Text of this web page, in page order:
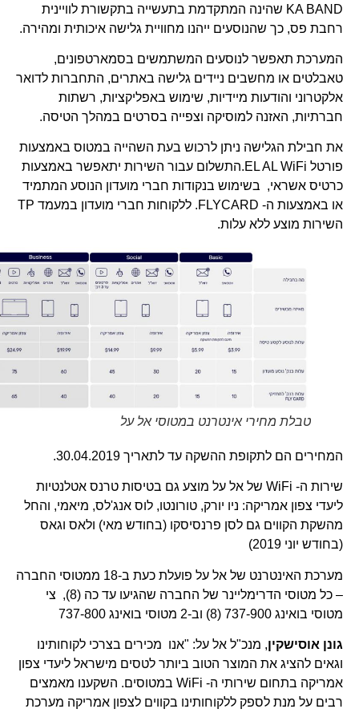
KA BAND שהינה המתקדמת בתעשייה בתקשורת לוויינית
רחבת פס, כך שהנוסעים ייהנו מחוויית גלישה איכותית ומהירה.
המערכת תאפשר לנוסעים המשתמשים בסמארטפונים,
טאבלטים או מחשבים ניידים גלישה באתרים, התחברות לדואר
אלקטרוני והודעות מיידיות, שימוש באפליקציות, רשתות
חברתיות, האזנה למוסיקה וצפייה בסרטים במהלך הטיסה.
את חבילת הגלישה ניתן לרכוש בעת השהייה במטוס באמצעות
פורטל EL AL WiFi.התשלום עבור השירות יתאפשר באמצעות
כרטיס אשראי, בשימוש בנקודות חברי מועדון הנוסע המתמיד
או באמצעות ה- FLYCARD. ללקוחות חברי מועדון במעמד TP
השירות מוצע ללא עלות.
טבלת מחירי אינטרנט במטוסי אל על
המחירים הם לתקופת ההשקה עד לתאריך 30.04.2019.
שירות ה- WiFi של אל על מוצע גם בטיסות טרנס אטלנטיות
ליעדי צפון אמריקה: ניו יורק, טורונטו, לוס אנג'לס, מיאמי, והחל
מהשקת הקווים גם לסן פרנסיסקו (בחודש מאי) ולאס וגאס
(בחודש יוני 2019)
מערכת האינטרנט של אל על פועלת כעת ב-18 ממטוסי החברה
– כל מטוסי הדרימליינר של החברה שהגיעו עד כה (8), צי
מטוסי בואינג 737-900 (8) וב-2 מטוסי בואינג 737-800
גונן אוסישקין, מנכ"ל אל על: "אנו מכירים בצרכי לקוחותינו
וגאים להציג את המוצר הטוב ביותר לטסים מישראל ליעדי צפון
אמריקה בתחום שירותי ה- WiFi במטוסים. השקענו מאמצים
רבים על מנת לספק ללקוחותינו בקווים לצפון אמריקה מערכת